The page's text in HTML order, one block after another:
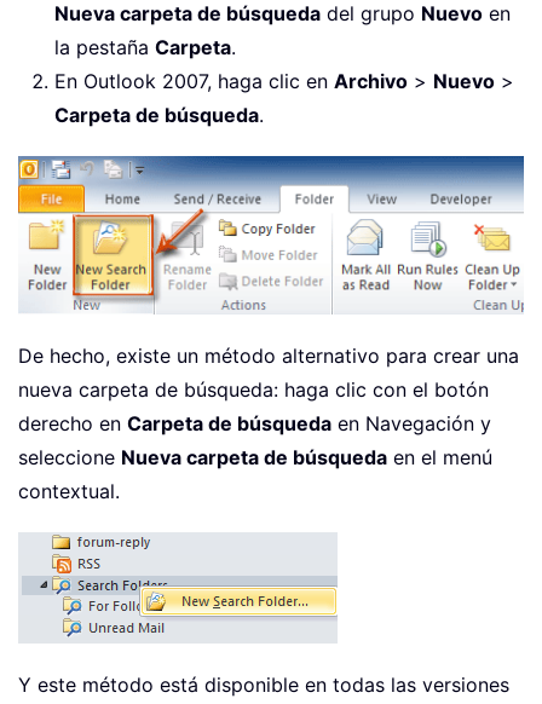
Nueva carpeta de búsqueda del grupo Nuevo en
la pestaña Carpeta.
En Outlook 2007, haga clic en Archivo > Nuevo >
Carpeta de búsqueda.
De hecho, existe un método alternativo para crear una
nueva carpeta de búsqueda: haga clic con el botón
derecho en Carpeta de búsqueda en Navegación y
seleccione Nueva carpeta de búsqueda en el menú
contextual.
Y este método está disponible en todas las versiones